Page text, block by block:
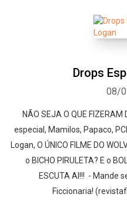
Drops
08/
NÃO SEJA O QUE
especial, Mamilos, Papaco,
Logan, O ÚNICO FILME DO
o BICHO PIRULETA? E o
ESCUTA AI!!! - Mande
Ficcionaria!